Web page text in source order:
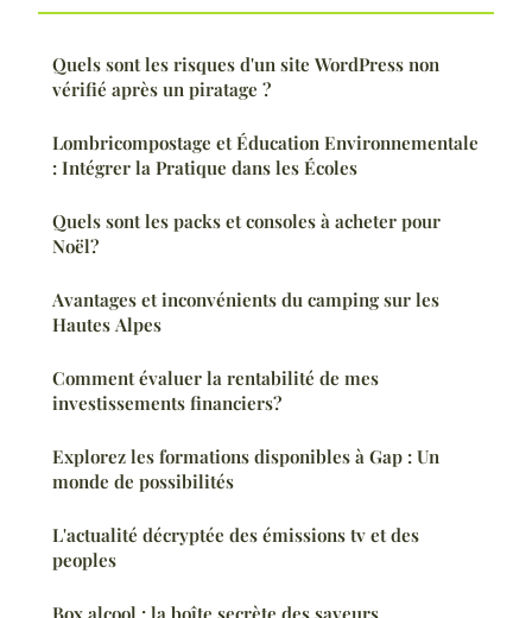
Quels sont les risques d'un site WordPress non
vérifié après un piratage ?
Lombricompostage et Éducation Environnementale
: Intégrer la Pratique dans les Écoles
Quels sont les packs et consoles à acheter pour
Noël?
Avantages et inconvénients du camping sur les
Hautes Alpes
Comment évaluer la rentabilité de mes
investissements financiers?
Explorez les formations disponibles à Gap : Un
monde de possibilités
L'actualité décryptée des émissions tv et des
peoples
Box alcool : la boîte secrète des saveurs